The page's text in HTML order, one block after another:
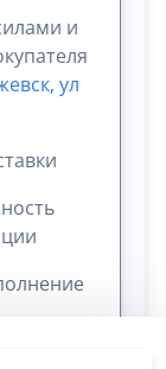
и
ул